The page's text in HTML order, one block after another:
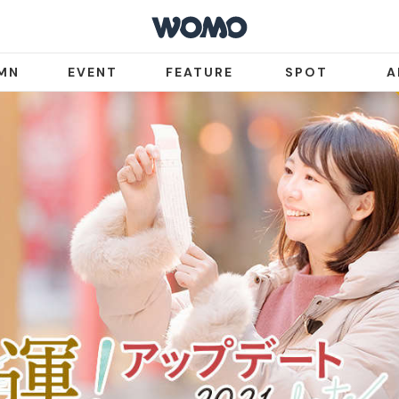
EVENT FEATURE SPOT